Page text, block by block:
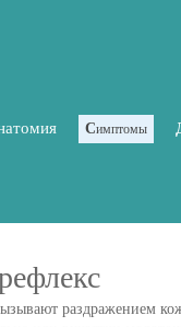
Симптомы
раздражением